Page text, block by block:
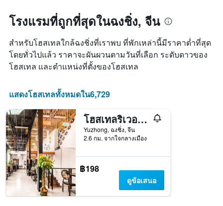
ดง
เฉลี่ย
ของ
ห้อง
พัก
วัน
สัปดาห์
แผนภูมิ
แกน
1
แกน
แสดง
วัน
ของ
สัปดาห์
แผนภูมิ
มี
แกน
Y
แกน
โรงแรมที่ถูกที่สุดในฉงชิ่ง, จีน
สำหรับโฮสเทลใกล้ฉงชิ่งที่เราพบ ที่พักเหล่านี้มีราคาต่ำที่สุด
โดยทั่วไปแล้ว ราคาจะผันผวนตามวันที่เลือก ระดับดาวของ
โฮสเทล และตำแหน่งที่ตั้งของโฮสเทล
แสดงโฮสเทลทั้งหมดใน6,729
โฮสเทลริเวอร์ไซด์สำหรับเยาวชน
Yuzhong, ฉงชิ่ง, จีน
2.6 กม. จากใจกลางเมือง
฿198
ดูข้อเสนอ